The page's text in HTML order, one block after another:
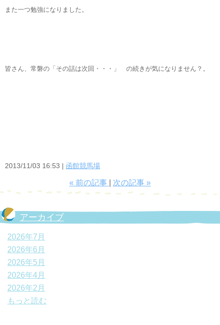
また一つ勉強になりました。
皆さん、常磐の「その話は次回・・・」 の続きが気になりません？。
2013/11/03 16:53 函館競馬場
« 前の記事 次の記事 »
アーカイブ
2026年7月
2026年6月
2026年5月
2026年4月
2026年2月
もっと読む